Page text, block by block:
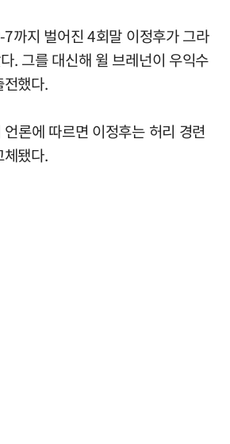
까지 벌어진 4회말 이정후가 그라
. 그를 대신해 윌 브레넌이 우익수
했다.
론에 따르면 이정후는 허리 경련
됐다.